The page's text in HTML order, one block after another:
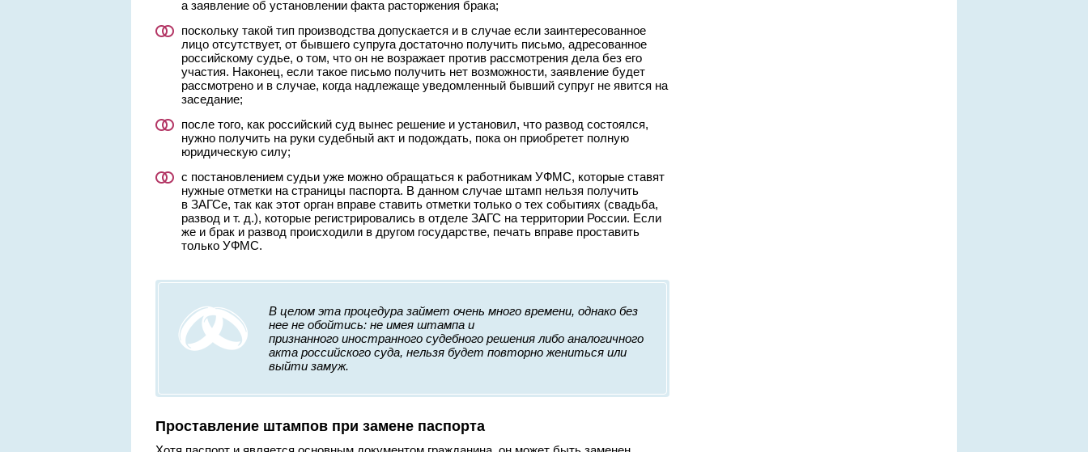
а заявление об установлении факта расторжения брака;
поскольку такой тип производства допускается и в случае если заинтересованное
лицо отсутствует, от бывшего супруга достаточно получить письмо, адресованное
российскому судье, о том, что он не возражает против рассмотрения дела без его
участия. Наконец, если такое письмо получить нет возможности, заявление будет
рассмотрено и в случае, когда надлежаще уведомленный бывший супруг не явится на
заседание;
после того, как российский суд вынес решение и установил, что развод состоялся,
нужно получить на руки судебный акт и подождать, пока он приобретет полную
юридическую силу;
с постановлением судьи уже можно обращаться к работникам УФМС, которые ставят
нужные отметки на страницы паспорта. В данном случае штамп нельзя получить
в ЗАГСе, так как этот орган вправе ставить отметки только о тех событиях (свадьба,
развод и т. д.), которые регистрировались в отделе ЗАГС на территории России. Если
же и брак и развод происходили в другом государстве, печать вправе проставить
только УФМС.
В целом эта процедура займет очень много времени, однако без
нее не обойтись: не имея штампа и
признанного иностранного судебного решения либо аналогичного
акта российского суда, нельзя будет повторно жениться или
выйти замуж.
Проставление штампов при замене паспорта